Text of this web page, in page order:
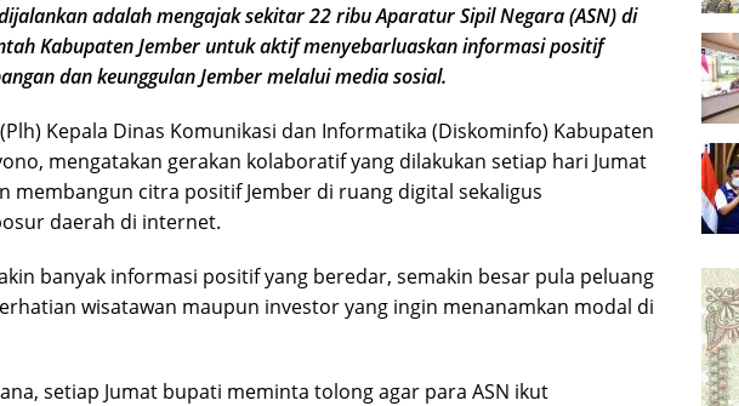
adalah mengajak sekitar 22 ribu Aparatur Sipil Negara (ASN) di
Kabupaten Jember untuk aktif menyebarluaskan informasi positif
dan keunggulan Jember melalui media sosial.
Kepala Dinas Komunikasi dan Informatika (Diskominfo) Kabupaten
mengatakan gerakan kolaboratif yang dilakukan setiap hari Jumat
membangun citra positif Jember di ruang digital sekaligus
daerah di internet.
banyak informasi positif yang beredar, semakin besar pula peluang
wisatawan maupun investor yang ingin menanamkan modal di
setiap Jumat bupati meminta tolong agar para ASN ikut